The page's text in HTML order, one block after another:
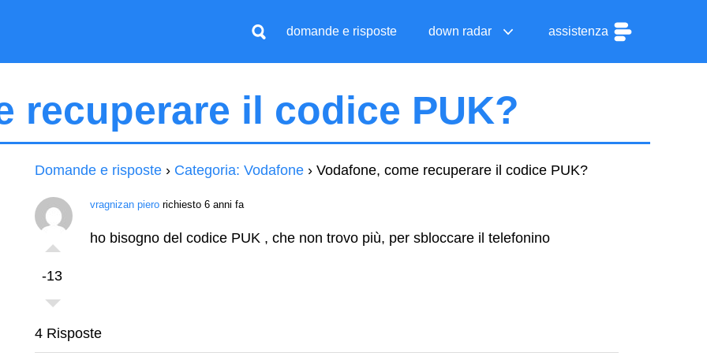
domande e risposte down radar assistenza
recuperare il codice PUK?
Domande e risposte › Categoria: Vodafone › Vodafone, come recuperare il codice PUK?
-13
vragnizan piero richiesto 6 anni fa
ho bisogno del codice PUK , che non trovo più, per sbloccare il telefonino
4 Risposte